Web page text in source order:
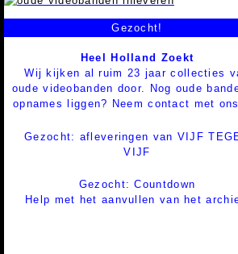
Gezocht!
Heel Holland Zoekt
Wij kijken al ruim 23 jaar collecties
oude videobanden door. Nog oude
opnames liggen? Neem contact met
Gezocht: afleveringen van VIJF
VIJF
Gezocht: Countdown
Help met het aanvullen van het